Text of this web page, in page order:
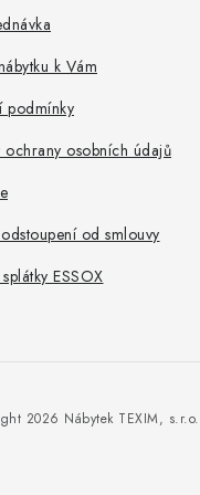
k Vám
podmínky
ochrany osobních údajů
od smlouvy
ESSOX
2026 Nábytek TEXIM, s.r.o.